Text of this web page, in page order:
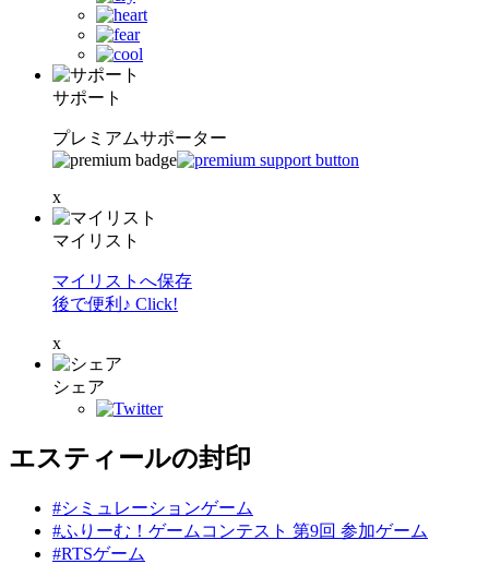
サポート
プレミアムサポーター
x
マイリスト
マイリストへ保存
後で便利♪ Click!
x
シェア
エスティールの封印
#シミュレーションゲーム
#ふりーむ！ゲームコンテスト 第9回 参加ゲーム
#RTSゲーム